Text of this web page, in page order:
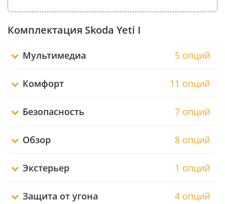
Комплектация Skoda Yeti I
Мультимедиа 5 опций
Комфорт 11 опций
Безопасность 7 опций
Обзор 8 опций
Экстерьер 1 опций
Защита от угона 4 опций